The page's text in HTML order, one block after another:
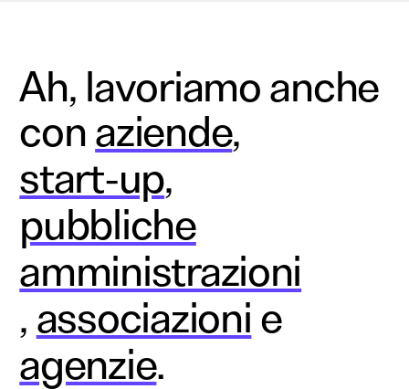
Ah, lavoriamo anche
con aziende,
start-up,
pubbliche
amministrazioni
, associazioni e
agenzie.